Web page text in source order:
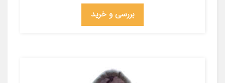
بررسی و خرید